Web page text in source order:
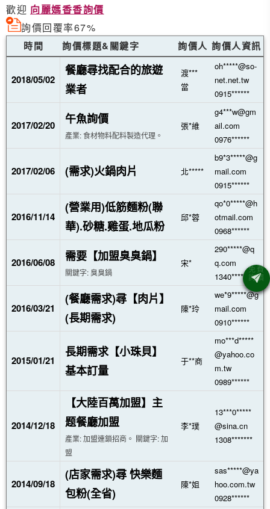
歡迎 向麗媽香香詢價
詢價回覆率67%
時間 詢價標題&關鍵字 詢價人 詢價人資訊
2018/05/02
餐廳尋找配合的旅遊
業者
渡***
當
oh*****@so-
net.net.tw
0915******
2017/02/20 午魚詢價
產業: 食材物料配料製造代理。
張*維
g4***w@gm
ail.com
0976******
2017/02/06 (需求)火鍋肉片 北*****
b9*3*****@g
mail.com
0915******
2016/11/14
(營業用)低筋麵粉(聯
華).砂糖.雞蛋.地瓜粉
邱*蓉
qo*0*****@h
otmail.com
0968******
2016/06/08 需要【加盟臭臭鍋】
關鍵字: 臭臭鍋
宋*
290*****@q
q.com
1340*******
2016/03/21
(餐廳需求)尋【肉片】
(長期需求)
陳*玲
we*9*****@g
mail.com
0910******
2015/01/21
長期需求【小珠貝】
基本訂量
于**商
mo***d*****
@yahoo.co
m.tw
0989******
2014/12/18
【大陸百萬加盟】主
题餐廳加盟
產業: 加盟連鎖招商。 關鍵字: 加
盟
李*璞
13***0*****
@sina.cn
1308*******
2014/09/18
(店家需求)尋 快樂麵
包粉(全省)
陳*姐
sas*****@ya
hoo.com.tw
0928******